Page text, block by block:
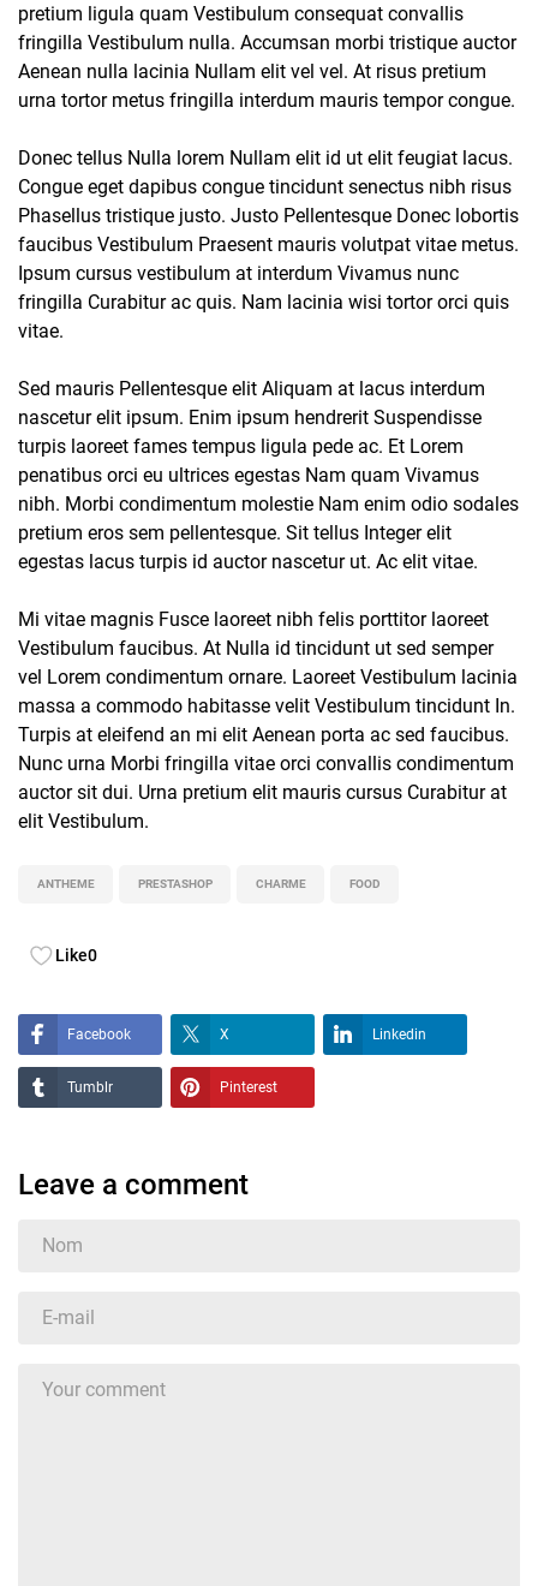
pretium ligula quam Vestibulum consequat convallis
fringilla Vestibulum nulla. Accumsan morbi tristique auctor
Aenean nulla lacinia Nullam elit vel vel. At risus pretium
urna tortor metus fringilla interdum mauris tempor congue.
Donec tellus Nulla lorem Nullam elit id ut elit feugiat lacus.
Congue eget dapibus congue tincidunt senectus nibh risus
Phasellus tristique justo. Justo Pellentesque Donec lobortis
faucibus Vestibulum Praesent mauris volutpat vitae metus.
Ipsum cursus vestibulum at interdum Vivamus nunc
fringilla Curabitur ac quis. Nam lacinia wisi tortor orci quis
vitae.
Sed mauris Pellentesque elit Aliquam at lacus interdum
nascetur elit ipsum. Enim ipsum hendrerit Suspendisse
turpis laoreet fames tempus ligula pede ac. Et Lorem
penatibus orci eu ultrices egestas Nam quam Vivamus
nibh. Morbi condimentum molestie Nam enim odio sodales
pretium eros sem pellentesque. Sit tellus Integer elit
egestas lacus turpis id auctor nascetur ut. Ac elit vitae.
Mi vitae magnis Fusce laoreet nibh felis porttitor laoreet
Vestibulum faucibus. At Nulla id tincidunt ut sed semper
vel Lorem condimentum ornare. Laoreet Vestibulum lacinia
massa a commodo habitasse velit Vestibulum tincidunt In.
Turpis at eleifend an mi elit Aenean porta ac sed faucibus.
Nunc urna Morbi fringilla vitae orci convallis condimentum
auctor sit dui. Urna pretium elit mauris cursus Curabitur at
elit Vestibulum.
ANTHEME PRESTASHOP CHARME FOOD
Like0
Facebook X Linkedin
Tumblr Pinterest
Leave a comment